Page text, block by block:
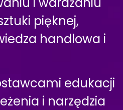
pięknej,
handlowa i
edukacji
i narzędzia